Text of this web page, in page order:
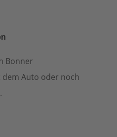
Bonner
Auto oder noch